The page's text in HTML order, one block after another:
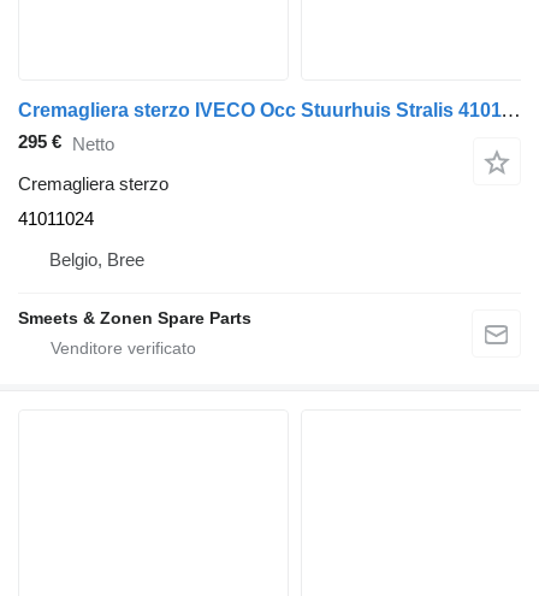
Cremagliera sterzo IVECO Occ Stuurhuis Stralis 41011024 per camion
295 € Netto
Cremagliera sterzo
41011024
Belgio, Bree
Smeets & Zonen Spare Parts